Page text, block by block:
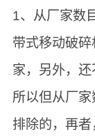
1、从厂家数
带式移动破
家，另外，还
所以但从厂
排除的，再